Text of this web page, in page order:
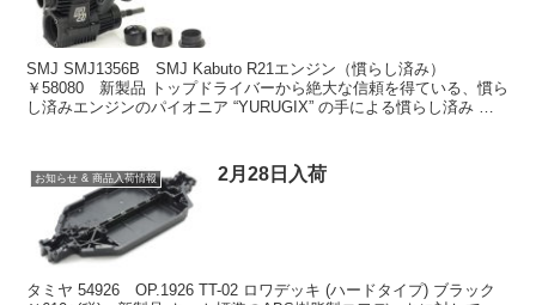
SMJ SMJ1356B SMJ Kabuto R21エンジン（慣らし済み）
￥58080 新製品 トップドライバーから絶大な信頼を得ている、慣ら
し済みエンジンのパイオニア “YURUGIX” の手による慣らし済み シ
お知らせ & 商品入荷情報 2月28日入荷
タミヤ 54926 OP.1926 TT-02 ロワデッキ (ハードタイプ) ブラック